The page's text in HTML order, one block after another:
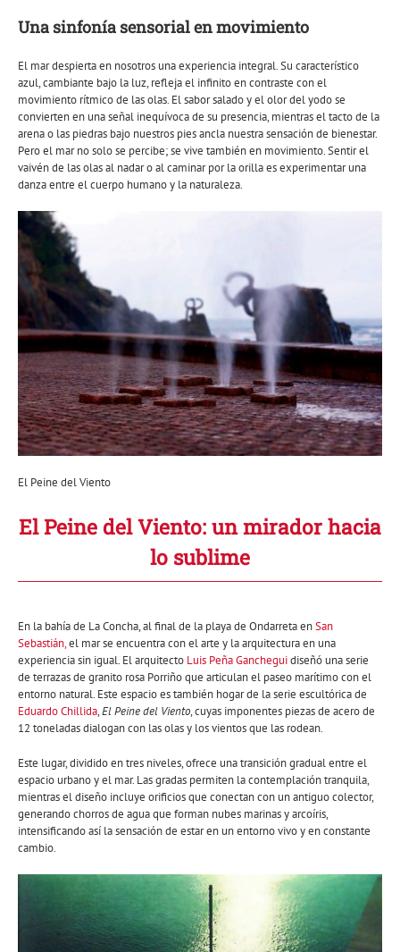
Una sinfonía sensorial en movimiento
El mar despierta en nosotros una experiencia integral. Su característico
azul, cambiante bajo la luz, refleja el infinito en contraste con el
movimiento rítmico de las olas. El sabor salado y el olor del yodo se
convierten en una señal inequívoca de su presencia, mientras el tacto de la
arena o las piedras bajo nuestros pies ancla nuestra sensación de bienestar.
Pero el mar no solo se percibe; se vive también en movimiento. Sentir el
vaivén de las olas al nadar o al caminar por la orilla es experimentar una
danza entre el cuerpo humano y la naturaleza.
El Peine del Viento
El Peine del Viento: un mirador hacia
lo sublime
En la bahía de La Concha, al final de la playa de Ondarreta enSan
Sebastián,el mar se encuentra con el arte y la arquitectura en una
experiencia sin igual. El arquitecto Luis Peña Gancheguidiseñó una serie
de terrazas de granito rosa Porriño que articulan el paseo marítimo con el
entorno natural. Este espacio es también hogar de la serie escultórica de
Eduardo Chillida,El Peine del Viento, cuyas imponentes piezas de acero de
12 toneladas dialogan con las olas y los vientos que las rodean.
Este lugar, dividido en tres niveles, ofrece una transición gradual entre el
espacio urbano y el mar. Las gradas permiten la contemplación tranquila,
mientras el diseño incluye orificios que conectan con un antiguo colector,
generando chorros de agua que forman nubes marinas y arcoíris,
intensificando así la sensación de estar en un entorno vivo y en constante
cambio.